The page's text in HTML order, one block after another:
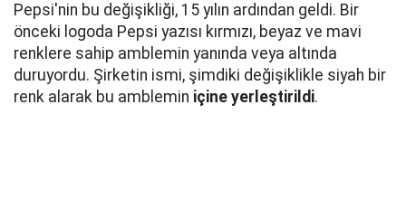
Pepsi'nin bu değişikliği, 15 yılın ardından geldi. Bir
önceki logoda Pepsi yazısı kırmızı, beyaz ve mavi
renklere sahip amblemin yanında veya altında
duruyordu. Şirketin ismi, şimdiki değişiklikle siyah bir
renk alarak bu amblemin içine yerleştirildi.